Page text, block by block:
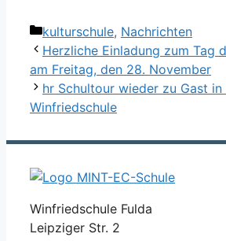
Kategorien
kulturschule, Nachrichten
Herzliche Einladung zum Tag
am Freitag, den 28. November
hr Schultour wieder zu Gast in
Winfriedschule
Winfriedschule Fulda
Leipziger Str. 2